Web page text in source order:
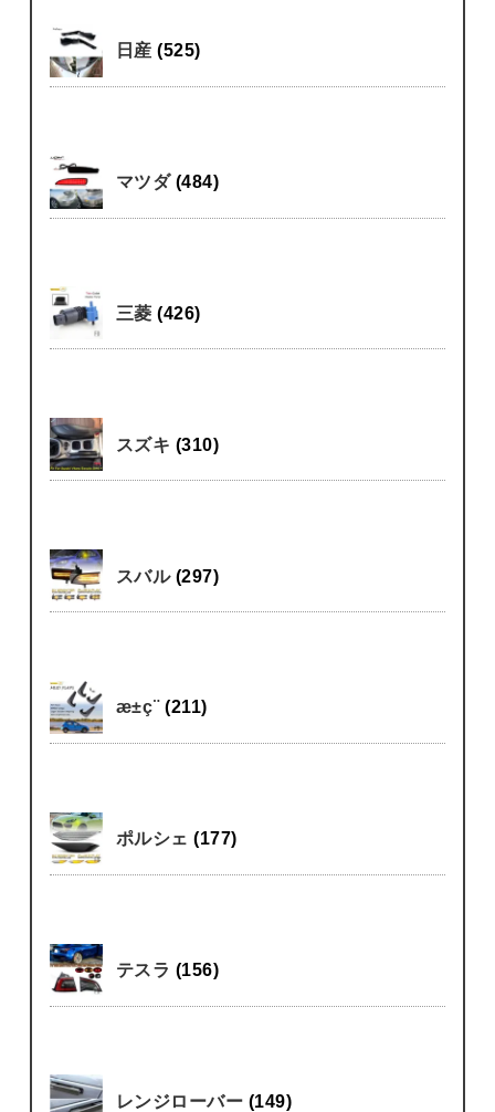
日産(525)
マツダ (484)
三菱(426)
スズキ (310)
スバル (297)
æ±ç¨(211)
ポルシェ(177)
テスラ (156)
レンジローバー (149)